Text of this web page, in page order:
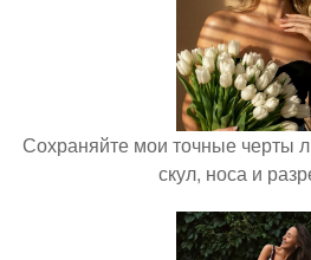
Сохраняйте мои точные черты
скул, носа и